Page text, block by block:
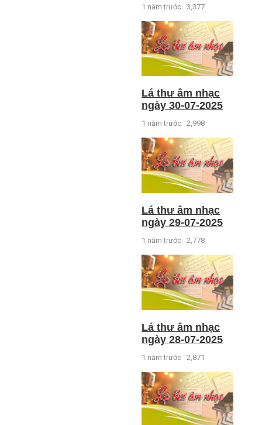
1 năm trước 3,377
Lá thư âm nhạc
ngày 30-07-2025
1 năm trước 2,998
Lá thư âm nhạc
ngày 29-07-2025
1 năm trước 2,778
Lá thư âm nhạc
ngày 28-07-2025
1 năm trước 2,871